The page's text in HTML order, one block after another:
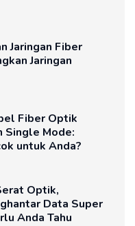
Jaringan Fiber
Jaringan
Fiber Optik
Single Mode:
untuk Anda?
Optik,
Data Super
Anda Tahu